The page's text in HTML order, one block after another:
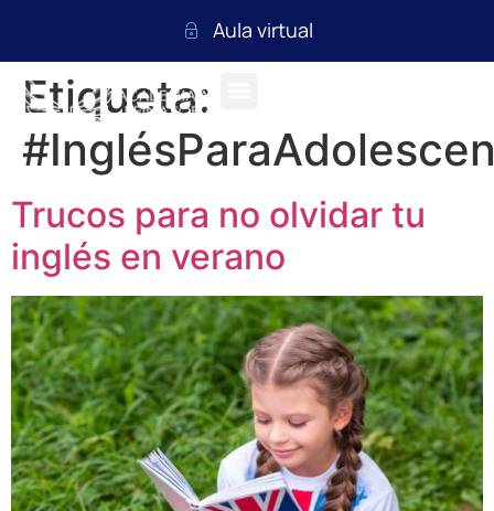
Aula virtual
Etiqueta:
Trucos para no olvidar tu
inglés en verano